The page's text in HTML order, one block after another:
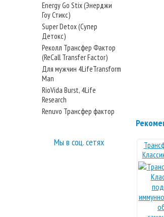
Energy Go Stix (Энерджи
Гоу Стикс)
Super Detox (Супер
Детокс)
Реколл Трансфер Фактор
(ReCall Transfer Factor)
Для мужчин 4LifeTransform
Man
RioVida Burst, 4Life
Research
Renuvo Трансфер фактор
Мы в соц. сетях